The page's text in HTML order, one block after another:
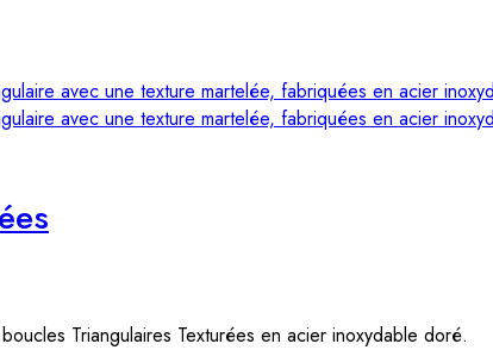
Triangulaires Texturées en acier inoxydable doré.